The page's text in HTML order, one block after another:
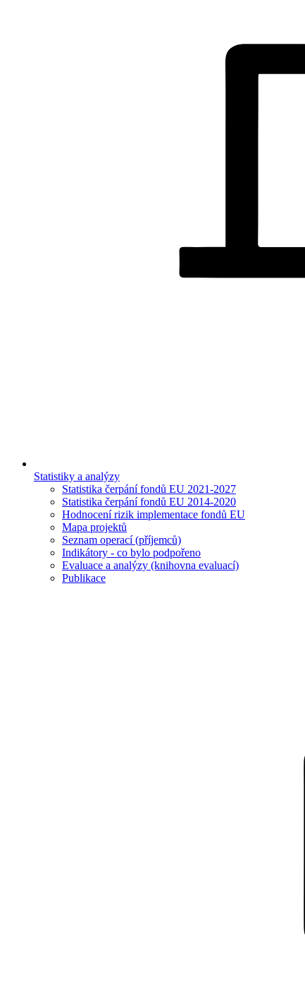
Statistiky a analýzy
Statistika čerpání fondů EU 2021-2027
Statistika čerpání fondů EU 2014-2020
Hodnocení rizik implementace fondů EU
Mapa projektů
Seznam operací (příjemců)
Indikátory - co bylo podpořeno
Evaluace a analýzy (knihovna evaluací)
Publikace